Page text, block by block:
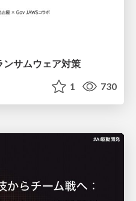
ンサムウェア対策
1 730